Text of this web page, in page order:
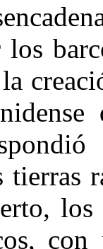
tierras
los
con